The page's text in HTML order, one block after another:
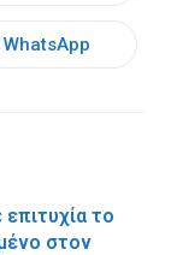
new
window
Opens
WhatsApp
το
στον